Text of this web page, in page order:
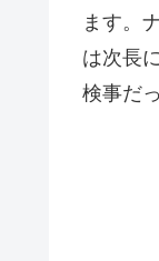
ます。
は次長
検事だ